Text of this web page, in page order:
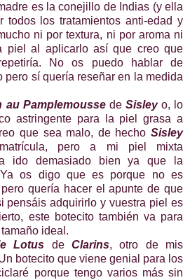
es la conejillo de Indias (y ella
todos los tratamientos anti-edad y
ni por textura, ni por aroma ni
piel al aplicarlo así que creo que
No os puedo hablar de
pero sí quería reseñar en la medida
au Pamplemoussede Sisleyo, lo
astringente para la piel grasa a
que sea malo, de hecho Sisley
pero a mi piel mixta
ido demasiado bien ya que la
os digo que es porque no es
quería hacer el apunte de que
pensáis adquirirlo y vuestra piel es
este botecito también va para
ideal.
Lotus deClarins, otro de mis
botecito que viene genial para los
porque tengo varios más sin